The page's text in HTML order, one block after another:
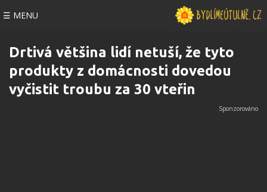
☰ MENU
Drtivá většina lidí netuší, že tyto
produkty z domácnosti dovedou
vyčistit troubu za 30 vteřin